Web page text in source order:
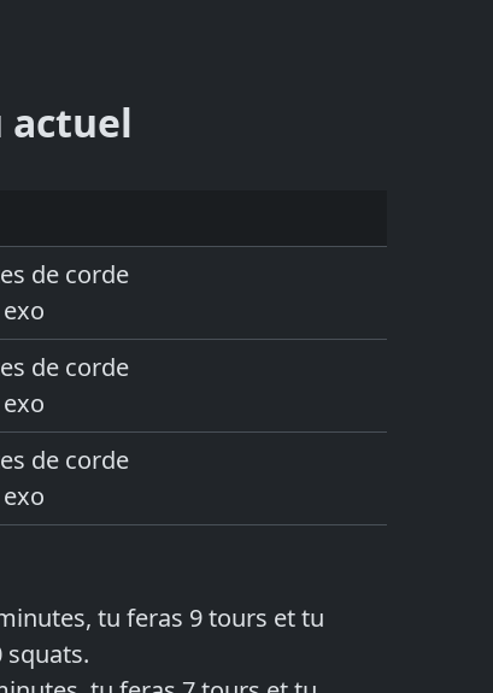
actuel
de corde
de corde
de corde
tu feras 9 tours et tu
squats.